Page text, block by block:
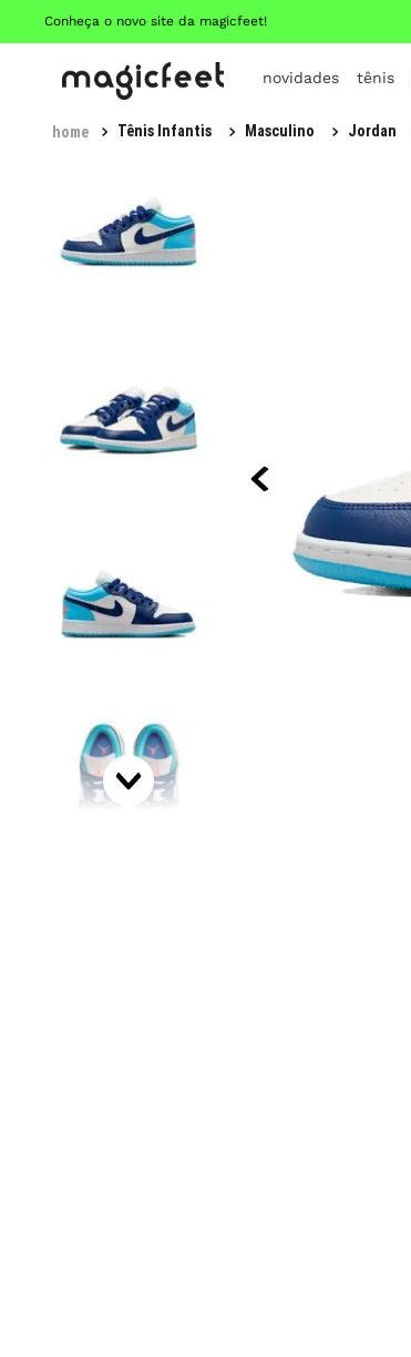
Conheça o novo site da magicfeet!
novidades tênis
Tênis Infantis Masculino Jordan